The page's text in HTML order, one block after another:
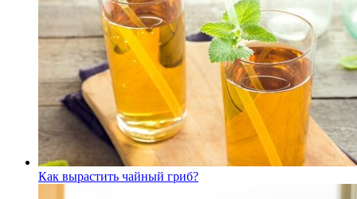
Как вырастить чайный гриб?